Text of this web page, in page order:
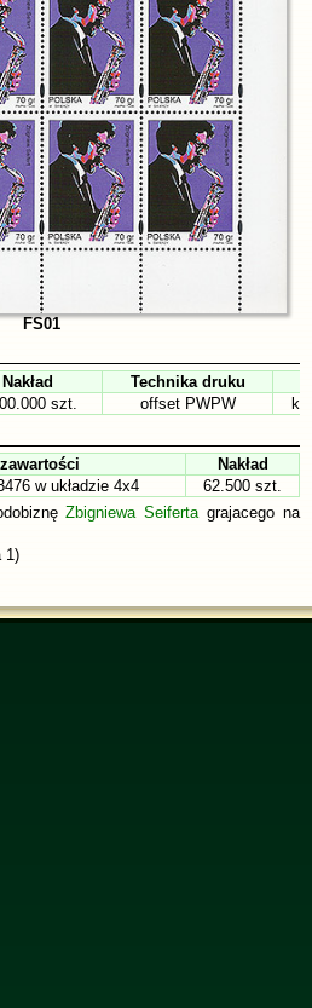
FS01
Nakład Technika druku
szt. offset PWPW
Nakład
w układzie 4x4
62.500 szt.
Zbigniewa Seifertagrajacego na
1)